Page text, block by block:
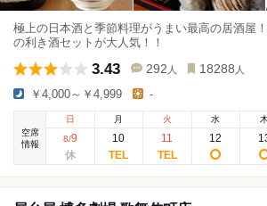
極上の日本酒と季節料理がうまい最高の居酒屋
の利き酒セットが大人気！！
3.43 292 人 18288 人
￥4,000～￥4,999 -
空席
情報
日
8/9
月
10
火
11
水
12